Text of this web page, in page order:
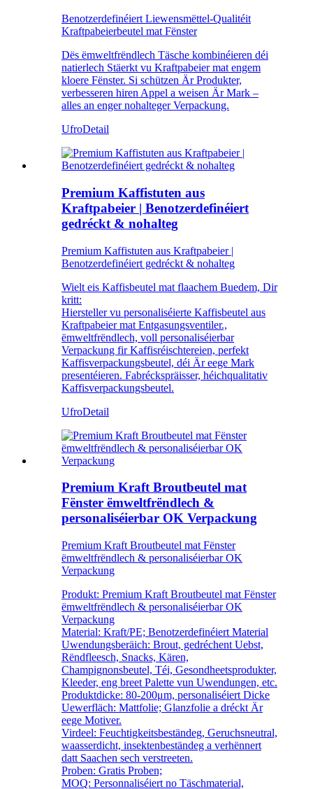
Benotzerdefinéiert Liewensmëttel-Qualitéit
Kraftpabeierbeutel mat Fënster
Dës ëmweltfrëndlech Täsche kombinéieren déi
natierlech Stäerkt vu Kraftpabeier mat engem
kloere Fënster. Si schützen Är Produkter,
verbesseren hiren Appel a weisen Är Mark –
alles an enger nohalteger Verpackung.
UfroDetail
Premium Kaffistuten aus
Kraftpabeier | Benotzerdefinéiert
gedréckt & nohalteg
Premium Kaffistuten aus Kraftpabeier |
Benotzerdefinéiert gedréckt & nohalteg
Wielt eis Kaffisbeutel mat flaachem Buedem, Dir
kritt:
Hiersteller vu personaliséierte Kaffisbeutel aus
Kraftpabeier mat Entgasungsventiler.,
ëmweltfrëndlech, voll personaliséierbar
Verpackung fir Kaffisréischtereien, perfekt
Kaffisverpackungsbeutel, déi Är eege Mark
presentéieren. Fabréckspräisser, héichqualitativ
Kaffisverpackungsbeutel.
UfroDetail
Premium Kraft Broutbeutel mat
Fënster ëmweltfrëndlech &
personaliséierbar OK Verpackung
Premium Kraft Broutbeutel mat Fënster
ëmweltfrëndlech & personaliséierbar OK
Verpackung
Produkt: Premium Kraft Broutbeutel mat Fënster
ëmweltfrëndlech & personaliséierbar OK
Verpackung
Material: Kraft/PE; Benotzerdefinéiert Material
Uwendungsberäich: Brout, gedréchent Uebst,
Rëndfleesch, Snacks, Kären,
Champignonsbeutel, Téi, Gesondheetsprodukter,
Kleeder, eng breet Palette vun Uwendungen, etc.
Produktdicke: 80-200μm, personaliséiert Dicke
Uewerfläch: Mattfolie; Glanzfolie a dréckt Är
eege Motiver.
Virdeel: Feuchtigkeitsbeständeg, Geruchsneutral,
waasserdicht, insektenbeständeg a verhënnert
datt Saachen sech verstreeten.
Proben: Gratis Proben;
MOQ: Personnaliséiert no Täschmaterial,